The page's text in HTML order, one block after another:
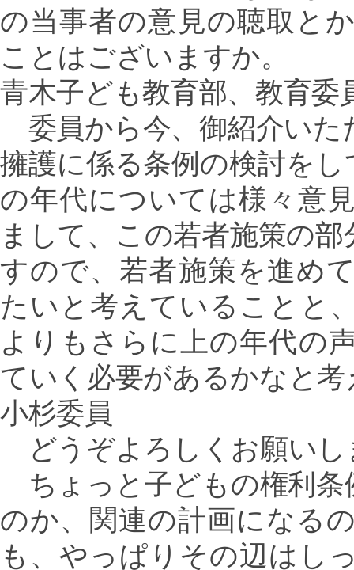
の当事者の意見の聴取と
ことはございますか。
青木子ども教育部、教育委
委員から今、御紹介いた
擁護に係る条例の検討を
の年代については様々意
まして、この若者施策の
すので、若者施策を進め
たいと考えていることと
よりもさらに上の年代の
ていく必要があるかなと
小杉委員
どうぞよろしくお願いし
ちょっと子どもの権利条
のか、関連の計画になる
も、やっぱりその辺はし